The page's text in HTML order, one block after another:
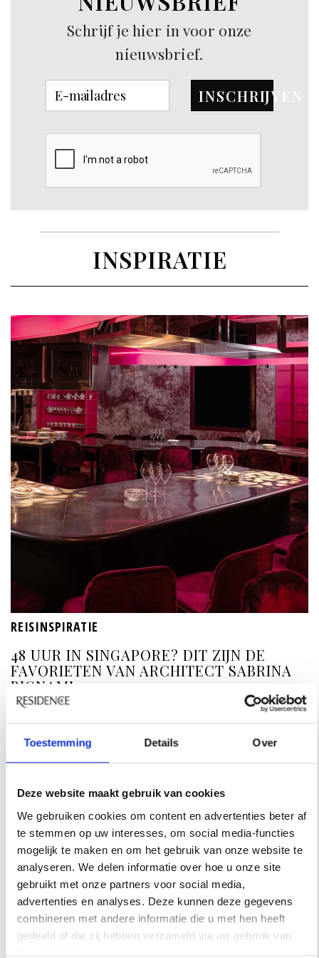
Toestemming Details Over
Deze website maakt gebruik van cookies
We gebruiken cookies om content en advertenties beter af
te stemmen op uw interesses, om social media-functies
mogelijk te maken en om het gebruik van onze website te
analyseren. We delen informatie over hoe u onze site
gebruikt met onze partners voor social media,
advertenties en analyses. Deze kunnen deze gegevens
combineren met andere informatie die u met hen heeft
gedeeld of die zij hebben verzameld via uw gebruik van
Schrijf je hier in voor onze
nieuwsbrief.
INSCHRIJVEN
INSPIRATIE
REISINSPIRATIE
48 UUR IN SINGAPORE? DIT ZIJN DE
FAVORIETEN VAN ARCHITECT SABRINA
BIGNAMI
De stad waar architect Sabrina Bignami verliefd op
werd. Een hotel met een verrassend uitzicht staat op
haar lijst, net als de plekken die ze zelf telkens weer
opzoekt.